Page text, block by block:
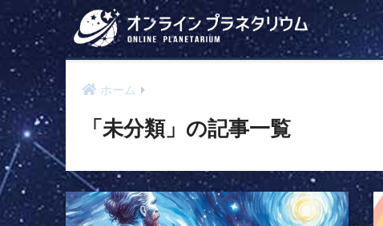
ホーム
「未分類」の記事一覧